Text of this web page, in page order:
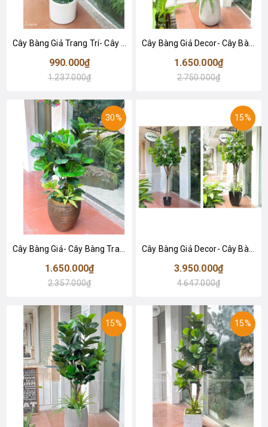
990.000₫
1.237.000₫
1.650.000₫
2.750.000₫
30%
1.650.000₫
2.357.000₫
15%
3.950.000₫
4.647.000₫
15% 15%